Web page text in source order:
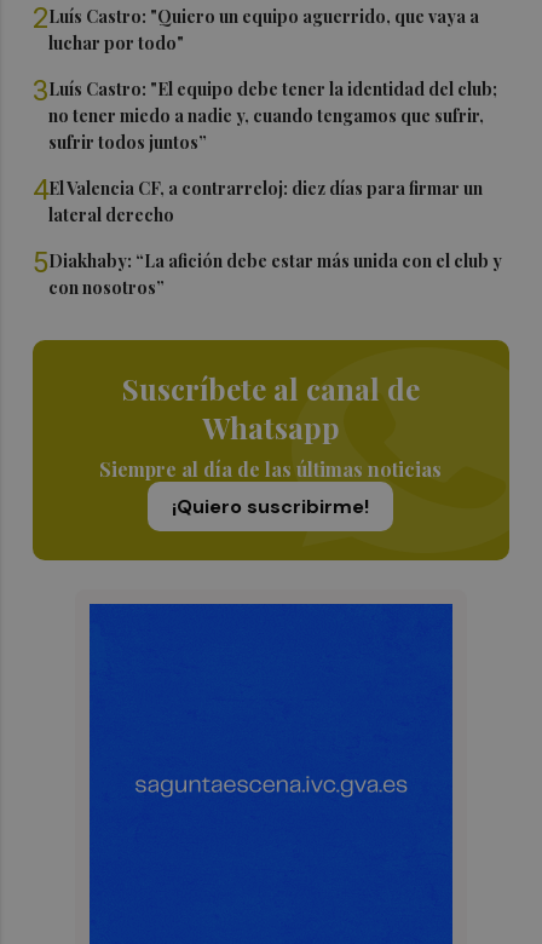
2Luís Castro: "Quiero un equipo aguerrido, que vaya a
luchar por todo"
3Luís Castro: "El equipo debe tener la identidad del club;
no tener miedo a nadie y, cuando tengamos que sufrir,
sufrir todos juntos”
4El Valencia CF, a contrarreloj: diez días para firmar un
lateral derecho
5Diakhaby: “La afición debe estar más unida con el club y
con nosotros”
Suscríbete al canal de
Whatsapp
Siempre al día de las últimas noticias
¡Quiero suscribirme!